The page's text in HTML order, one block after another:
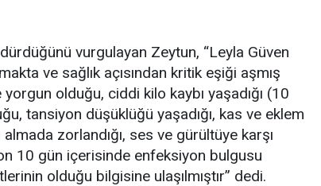
vurgulayan Zeytun, “Leyla Güven
ve sağlık açısından kritik eşiği aşmış
olduğu, ciddi kilo kaybı yaşadığı (10
tansiyon düşüklüğü yaşadığı, kas ve eklem
almada zorlandığı, ses ve gürültüye karşı
10 gün içerisinde enfeksiyon bulgusu
olduğu bilgisine ulaşılmıştır” dedi.